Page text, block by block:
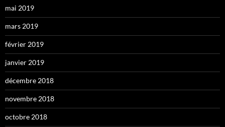
mai 2019
mars 2019
février 2019
janvier 2019
décembre 2018
novembre 2018
octobre 2018